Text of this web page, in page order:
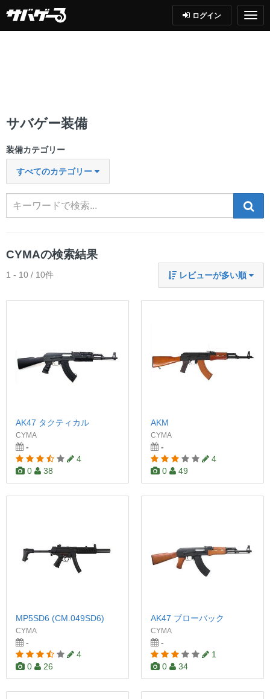
ログイン
サバゲー装備
装備カテゴリー
すべてのカテゴリー
CYMAの検索結果
レビューが多い順
1 - 10 / 10件
AK47 タクティカル
CYMA
-
4
0
38
AKM
CYMA
-
4
0
49
MP5SD6 (CM.049SD6)
CYMA
-
4
0
26
AK47 ブローバック
CYMA
-
1
0
34